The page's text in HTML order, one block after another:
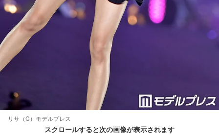
リサ（C）モデルプレス
スクロールすると次の画像が表示されます